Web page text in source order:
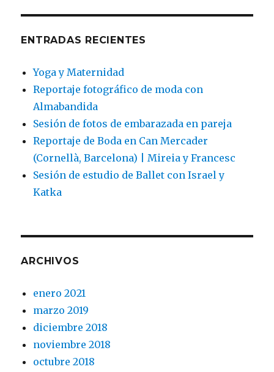
ENTRADAS RECIENTES
Yoga y Maternidad
Reportaje fotográfico de moda con
Almabandida
Sesión de fotos de embarazada en pareja
Reportaje de Boda en Can Mercader
(Cornellà, Barcelona) | Mireia y Francesc
Sesión de estudio de Ballet con Israel y
Katka
ARCHIVOS
enero 2021
marzo 2019
diciembre 2018
noviembre 2018
octubre 2018